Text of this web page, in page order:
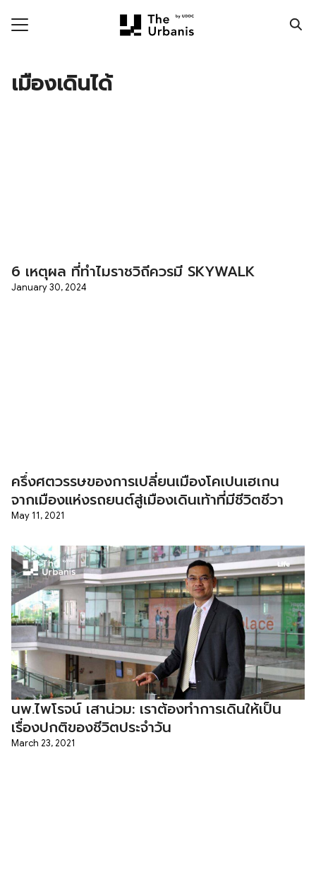
Data
for:
เมืองเดินได้
6 เหตุผล ที่ทำไมราชวิถีควรมี SKYWALK
January 30, 2024
ครึ่งศตวรรษของการเปลี่ยนเมืองโคเปนเฮเกน
จากเมืองแห่งรถยนต์สู่เมืองเดินเท้าที่มีชีวิตชีวา
May 11, 2021
นพ.ไพโรจน์ เสาน่วม: เราต้องทำการเดินให้เป็น
เรื่องปกติของชีวิตประจำวัน
March 23, 2021